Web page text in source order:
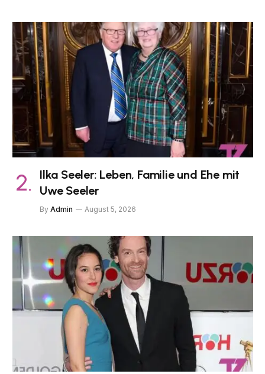
Ilka Seeler: Leben, Familie und Ehe mit
Uwe Seeler
By Admin August 5, 2026